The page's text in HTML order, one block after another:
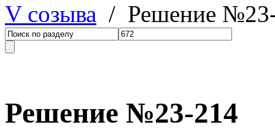
V созыва / Решение
Решение №23-214